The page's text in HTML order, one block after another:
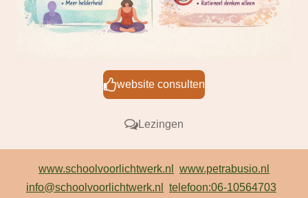
website consulten
Lezingen
www.schoolvoorlichtwerk.nl
www.petrabusio.nl
info@schoolvoorlichtwerk.nl
telefoon:06-10564703